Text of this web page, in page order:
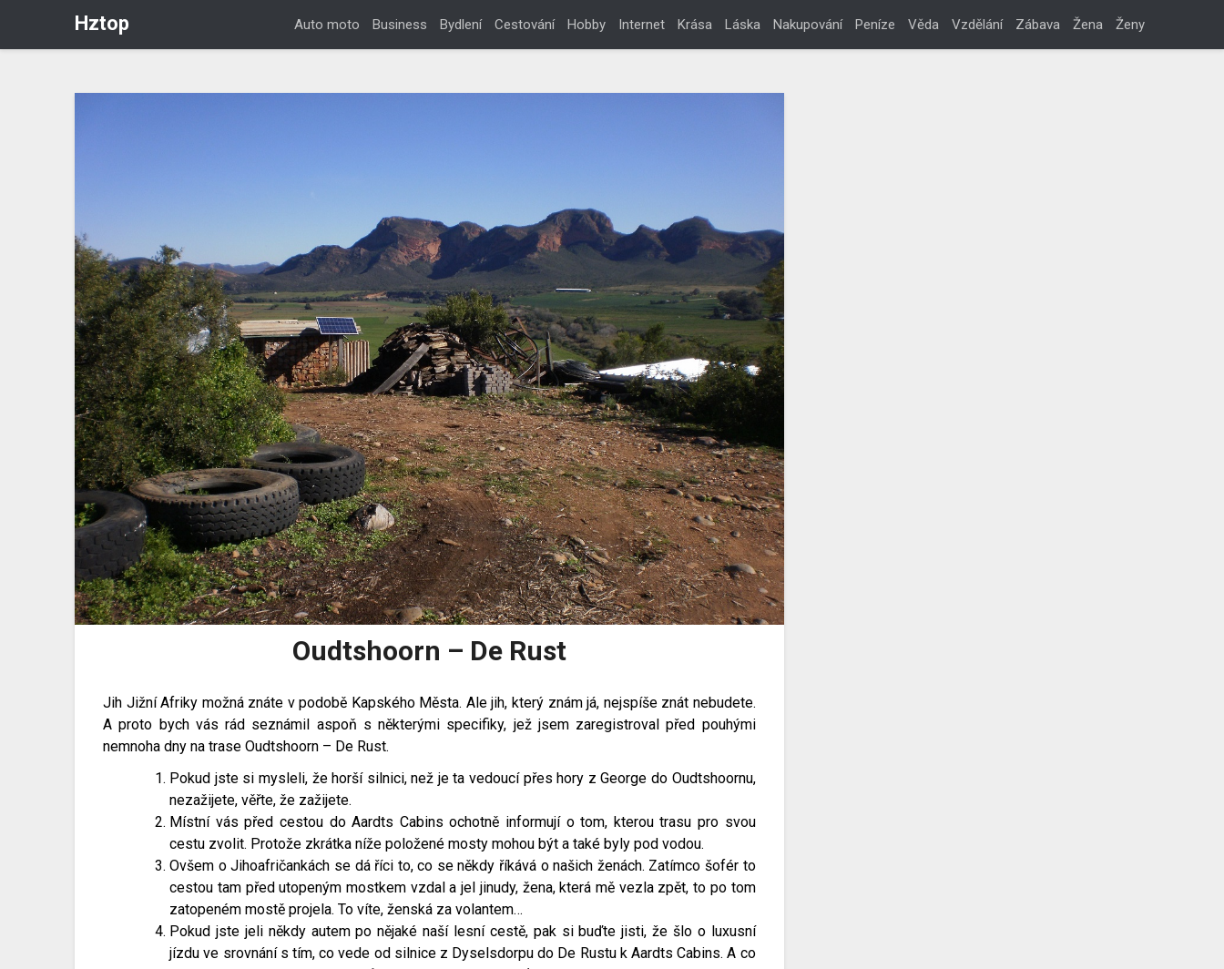
Hztop Auto moto Business Bydlení Cestování Hobby Internet Krása Láska Nakupování Peníze Věda Vzdělání Zábava Žena Ženy
Oudtshoorn – De Rust
Jih Jižní Afriky možná znáte v podobě Kapského Města. Ale jih, který znám já, nejspíše znát nebudete.
A proto bych vás rád seznámil aspoň s některými specifiky, jež jsem zaregistroval před pouhými
nemnoha dny na trase Oudtshoorn – De Rust.
Pokud jste si mysleli, že horší silnici, než je ta vedoucí přes hory z George do Oudtshoornu,
nezažijete, věřte, že zažijete.
Místní vás před cestou do Aardts Cabins ochotně informují o tom, kterou trasu pro svou
cestu zvolit. Protože zkrátka níže položené mosty mohou být a také byly pod vodou.
Ovšem o Jihoafričankách se dá říci to, co se někdy říkává o našich ženách. Zatímco šofér to
cestou tam před utopeným mostkem vzdal a jel jinudy, žena, která mě vezla zpět, to po tom
zatopeném mostě projela. To víte, ženská za volantem…
Pokud jste jeli někdy autem po nějaké naší lesní cestě, pak si buďte jisti, že šlo o luxusní
jízdu ve srovnání s tím, co vede od silnice z Dyselsdorpu do De Rustu k Aardts Cabins. A co